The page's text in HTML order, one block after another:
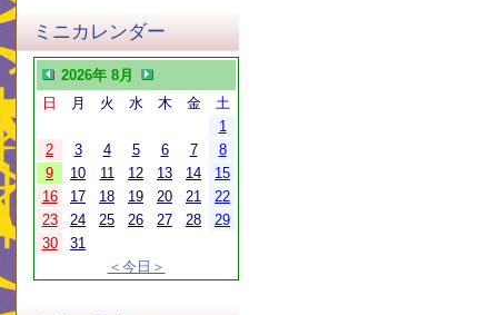
ミニカレンダー
2026年 8月
日
月 火 水 木 金
土
1
2
3 4 5 6 7
8
9
10 11 12 13 14
15
16
17 18 19 20 21
22
23
24 25 26 27 28
29
30
31
＜今日＞